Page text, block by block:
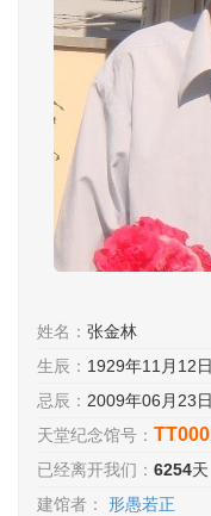
姓名： 张金林
生辰： 1929年11月12日
忌辰： 2009年06月23日
天堂纪念馆号：
已经离开我们： 6254天
建馆者：
形愚若正